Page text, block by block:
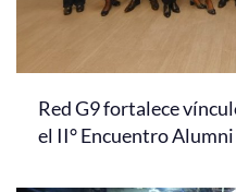
Red G9 fortalece
el II° Encuentro Alumni